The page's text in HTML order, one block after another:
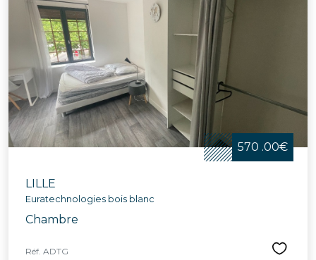
570 .00€
LILLE
Euratechnologies bois blanc
Chambre
Réf. ADTG